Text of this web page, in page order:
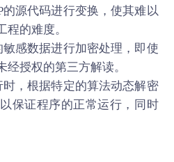
的源代码进行变换，使其难以
程的难度。
敏感数据进行加密处理，即使
授权的第三方解读。
时，根据特定的算法动态解密
保证程序的正常运行，同时